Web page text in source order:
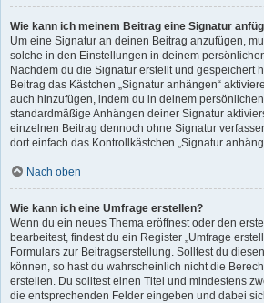
Wie kann ich meinem Beitrag eine Signatur
Um eine Signatur an deinen Beitrag anzufügen,
solche in den Einstellungen in deinem
Nachdem du die Signatur erstellt und gespeichert
Beitrag das Kästchen „Signatur anhängen“
auch hinzufügen, indem du in deinem
standardmäßige Anhängen deiner Signatur
einzelnen Beitrag dennoch ohne Signatur
dort einfach das Kontrollkästchen „Signatur
Nach oben
Wie kann ich eine Umfrage erstellen?
Wenn du ein neues Thema eröffnest oder den
bearbeitest, findest du ein Register „Umfrage
Formulars zur Beitragserstellung. Solltest du
können, so hast du wahrscheinlich nicht die
erstellen. Du solltest einen Titel und mindestens
die entsprechenden Felder eingeben und dabei